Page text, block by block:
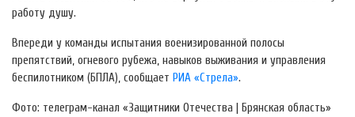
работу душу.
Впереди у команды испытания военизированной полосы
препятствий, огневого рубежа, навыков выживания и управления
беспилотником (БПЛА), сообщает РИА «Стрела».
Фото: телеграм-канал «Защитники Отечества | Брянская область»